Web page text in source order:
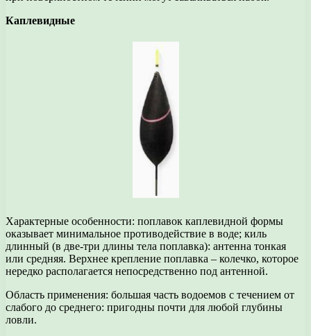
Каплевидные
Характерные особенности: поплавок каплевидной формы
оказывает минимальное противодействие в воде; киль
длинный (в две-три длины тела поплавка): антенна тонкая
или средняя. Верхнее крепление поплавка – колечко, которое
нередко располагается непосредственно под антенной.
Область применения: большая часть водоемов с течением от
слабого до среднего: пригодны почти для любой глубины
ловли.